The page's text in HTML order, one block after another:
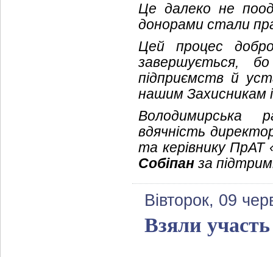
Це далеко не
донорами стали
Цей процес
завершується,
підприємств й
нашим Захисникам
Володимирська
вдячність
та керівнику
Собіпан за
Вівторок, 09
Взяли